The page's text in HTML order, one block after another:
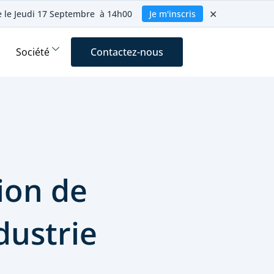
Jeudi 17 Septembre à 14h00 Je m'inscris ✕
Société Contactez-nous
de